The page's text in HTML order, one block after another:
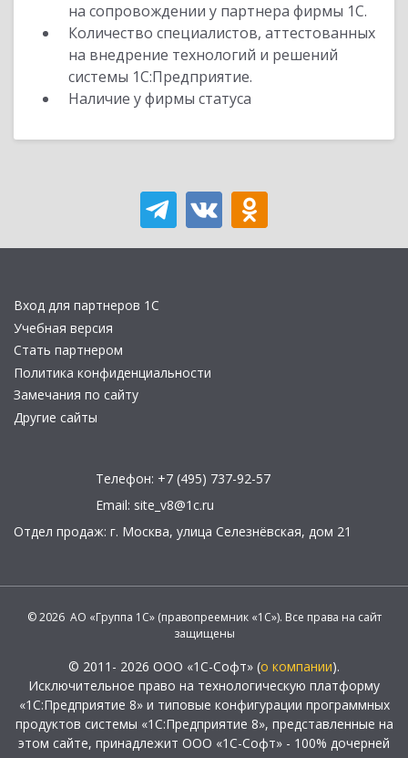
на сопровождении у партнера фирмы 1С.
Количество специалистов, аттестованных
на внедрение технологий и решений
системы 1С:Предприятие.
Наличие у фирмы статуса
Вход для партнеров 1С
Учебная версия
Стать партнером
Политика конфиденциальности
Замечания по сайту
Другие сайты
Телефон: +7 (495) 737-92-57
Email: site_v8@1c.ru
Отдел продаж: г. Москва, улица Селезнёвская, дом 21
© 2026 АО «Группа 1С» (правопреемник «1С»). Все права на сайт
защищены
© 2011- 2026 ООО «1С-Софт» (о компании).
Исключительное право на технологическую платформу
«1С:Предприятие 8» и типовые конфигурации программных
продуктов системы «1С:Предприятие 8», представленные на
этом сайте, принадлежит ООО «1С-Софт» - 100% дочерней